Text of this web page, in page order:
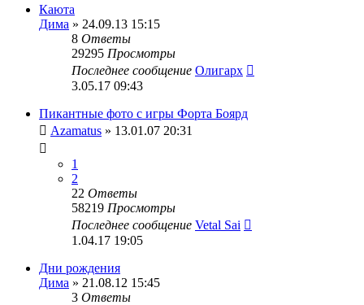
Каюта
Дима » 24.09.13 15:15
8 Ответы
29295 Просмотры
Последнее сообщение Олигарх
3.05.17 09:43
Пикантные фото с игры Форта Боярд
Azamatus » 13.01.07 20:31
1
2
22 Ответы
58219 Просмотры
Последнее сообщение Vetal Sai
1.04.17 19:05
Дни рождения
Дима » 21.08.12 15:45
3 Ответы